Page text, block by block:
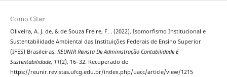
Como Citar
Oliveira, A. J. de, & de Souza Freire, F. . (2022). Isomorfismo Institucional e
Sustentabilidade Ambiental das Instituições Federais de Ensino Superior
(IFES) Brasileiras. REUNIR Revista De Administração Contabilidade E
Sustentabilidade, 11(2), 16–32. Recuperado de
https://reunir.revistas.ufcg.edu.br/index.php/uacc/article/view/1215